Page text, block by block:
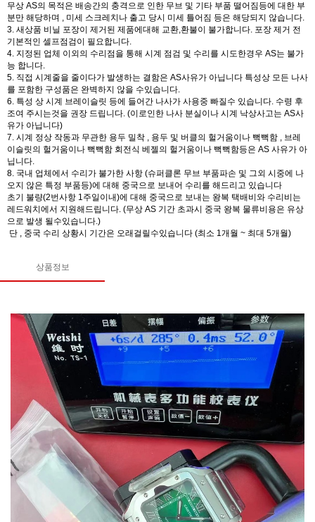
무상 AS의 목적은 배송간의 충격으로 인한 무브 및 기타 부품 떨어짐등에 대한 부
분만 해당하며 , 미세 스크레치나 출고 당시 미세 틀어짐 등은 해당되지 않습니다.
3. 새상품 비닐 포장이 제거된 제품에대해 교환,환불이 불가합니다. 포장 제거 전
기본적인 셀프점검이 필요합니다.
4. 지정된 업체 이외의 수리점을 통해 시계 점검 및 수리를 시도한경우 AS는 불가
능 합니다.
5. 직접 시계줄을 줄이다가 발생하는 결함은 AS사유가 아닙니다 특성상 모든 나사
를 포함한 구성품은 완벽하지 않을 수있습니다.
6. 특성 상 시계 브레이슬릿 등에 들어간 나사가 사용중 빠질수 있습니다. 수령 후
조여 주시는것을 권장 드립니다. (이로인한 나사 분실이나 시계 낙상사고는 AS사
유가 아닙니다)
7. 시계 정상 작동과 무관한 용두 밀착 , 용두 및 버클의 헐거움이나 뻑뻑함 , 브레
이슬릿의 헐거움이나 뻑뻑함 회전식 베젤의 헐거움이나 뻑뻑함등은 AS 사유가 아
닙니다.
8. 국내 업체에서 수리가 불가한 사항 (슈퍼클론 무브 부품파손 및 그외 시중에 나
오지 않은 특정 부품등)에 대해 중국으로 보내어 수리를 해드리고 있습니다
초기 불량(2번사항 1주일이내)에 대해 중국으로 보내는 왕복 택배비와 수리비는
레드워치에서 지원해드립니다. (무상 AS 기간 초과시 중국 왕복 물류비용은 유상
으로 발생 될수있습니다.)
단 , 중국 수리 상황시 기간은 오래걸릴수있습니다 (최소 1개월 ~ 최대 5개월)
상품정보